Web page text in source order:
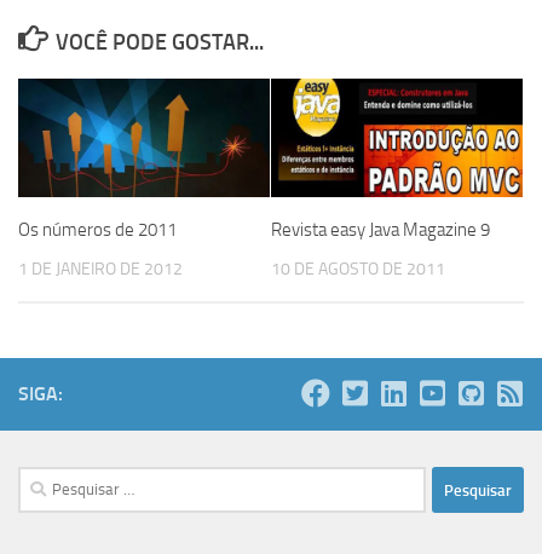
VOCÊ PODE GOSTAR...
Os números de 2011
1 DE JANEIRO DE 2012
Revista easy Java Magazine 9
10 DE AGOSTO DE 2011
SIGA:
Pesquisar
por: